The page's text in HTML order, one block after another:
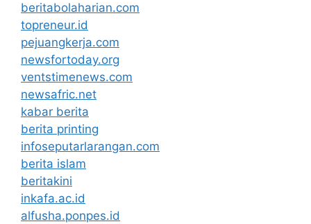
beritabolaharian.com
topreneur.id
pejuangkerja.com
newsfortoday.org
ventstimenews.com
newsafric.net
kabar berita
berita printing
infoseputarlarangan.com
berita islam
beritakini
inkafa.ac.id
alfusha.ponpes.id